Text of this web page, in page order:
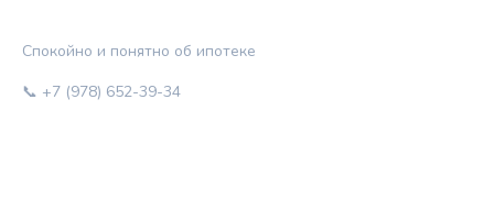
Спокойно и понятно об ипотеке
📞 +7 (978) 652-39-34